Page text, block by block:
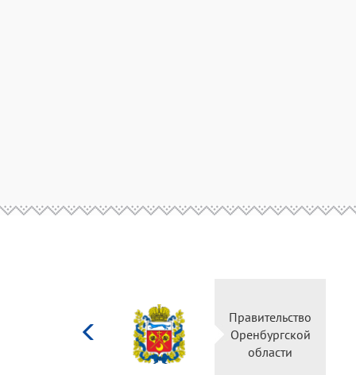
Министерство
культуры
Российской
федерации